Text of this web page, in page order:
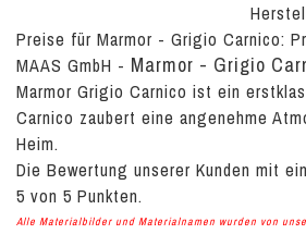
Preise für Marmor - Grigio Carnico:
MAAS GmbH - Marmor - Grigio
Marmor Grigio Carnico ist ein
Carnico zaubert eine angenehme
Heim.
Die Bewertung unserer Kunden mit
5 von 5 Punkten.
Alle Materialbilder und Materialnamen wurden von